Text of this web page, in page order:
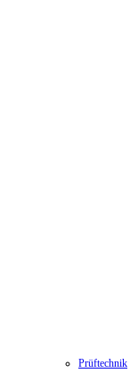
Prüftechnik